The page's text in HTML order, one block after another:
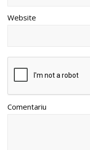
Website
Comentariu